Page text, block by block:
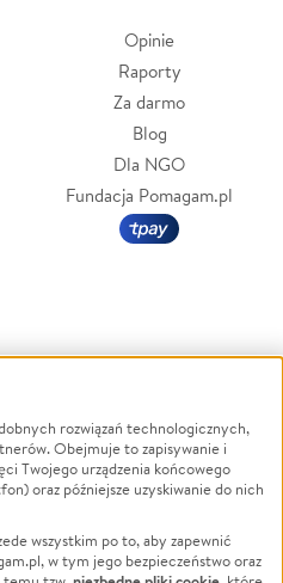
Opinie
Raporty
Za darmo
Blog
Dla NGO
Fundacja Pomagam.pl
Powódź
Wichura
NGO
Edukacja
rozwiązań technologicznych,
Obejmuje to zapisywanie i
Twojego urządzenia końcowego
oraz późniejsze uzyskiwanie do nich
wszystkim po to, aby zapewnić
w tym jego bezpieczeństwo oraz